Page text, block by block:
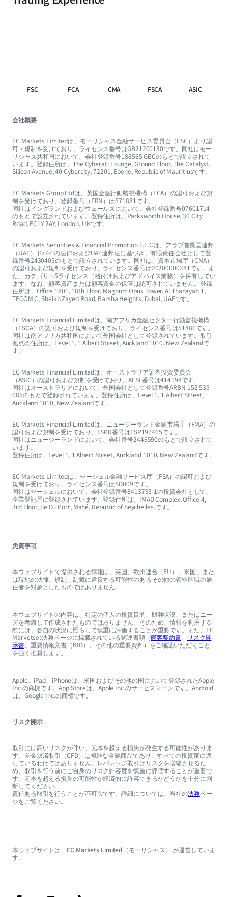
FSC FCA CMA FSCA ASIC
会社概要
EC Markets Limitedは、モーリシャス金融サービス委員会（FSC）より認
可・規制を受けており、ライセンス番号はGB21200130です。同社はモー
リシャス共和国において、会社登録番号188565 GBCのもとで設立されて
います。登録住所は、The Cyberati Lounge, Ground Floor, The Catalyst,
Silicon Avenue, 40 Cybercity, 72201, Ebene, Republic of Mauritiusです。
EC Markets Group Ltdは、英国金融行動監視機構（FCA）の認可および規
制を受けており、登録番号（FRN）は571881です。
同社はイングランドおよびウェールズにおいて、会社登録番号07601714
のもとで設立されています。登録住所は、Parksworth House, 30 City
Road, EC1Y 2AY, London, UKです。
EC Markets Securities & Financial Promotion L.L.Cは、アラブ首長国連邦
（UAE）ドバイの法律およびUAE連邦法に基づき、有限責任会社として登
録番号2430405のもとで設立されています。同社は、資本市場庁（CMA）
の認可および規制を受けており、ライセンス番号は20200000281です。ま
た、カテゴリー5ライセンス（格付けおよびアドバイス業務）を保有してい
ます。なお、顧客資産または顧客資金の保管は認可されていません。登録
住所は、Office 1801, 18th Floor, Magnum Opus Tower, Al Thanayah 1,
TECOM C, Sheikh Zayed Road, Barsha Heights, Dubai, UAEです。
EC Markets Financial Limitedは、南アフリカ金融セクター行動監視機構
（FSCA）の認可および規制を受けており、ライセンス番号は51886です。
同社は南アフリカ共和国において外国会社として登録されています。取引
拠点の住所は、Level 1, 1 Albert Street, Auckland 1010, New Zealandで
す。
EC Markets Financial Limitedは、オーストラリア証券投資委員会
（ASIC）の認可および規制を受けており、AFSL番号は414198です。
同社はオーストラリアにおいて、外国会社として登録番号ARBN 152 535
085のもとで登録されています。登録住所は、Level 1, 1 Albert Street,
Auckland 1010, New Zealandです。
EC Markets Financial Limitedは、ニュージーランド金融市場庁（FMA）の
認可および規制を受けており、FSPR番号はFSP197465です。
同社はニュージーランドにおいて、会社番号2446590のもとで設立されて
います。
登録住所は、Level 1, 1 Albert Street, Auckland 1010, New Zealandです。
EC Markets Limitedは、セーシェル金融サービス庁（FSA）の認可および
規制を受けており、ライセンス番号はSD009です。
同社はセーシェルにおいて、会社登録番号8413793-1の投資会社として、
企業登記局に登録されています。登録住所は、IMAD Complex, Office 4,
3rd Floor, Ile Du Port, Mahé, Republic of Seychelles.です。
免責事項
本ウェブサイトで提供される情報は、英国、欧州連合（EU）、米国、また
は現地の法律、規制、制裁に違反する可能性のあるその他の管轄区域の居
住者を対象としたものではありません。
本ウェブサイトの内容は、特定の個人の投資目的、財務状況、またはニー
ズを考慮して作成されたものではありません。そのため、情報を利用する
際には、各自の状況に照らして慎重に評価することが重要です。また、EC
Marketsの法務ページに掲載されている関連書類（顧客契約書、
リスク開
示書、重要情報文書（KID）、その他の重要資料）をご確認いただくこと
を強く推奨します。
Apple、iPad、iPhoneは、米国およびその他の国において登録されたApple
Inc.の商標です。App Storeは、Apple Inc.のサービスマークです。Android
は、Google Inc.の商標です。
リスク開示
取引には高いリスクが伴い、元本を超える損失が発生する可能性がありま
す。差金決済取引（CFD）は複雑な金融商品であり、すべての投資家に適
しているわけではありません。レバレッジ取引はリスクを増幅させるた
め、取引を行う前にご自身のリスク許容度を慎重に評価することが重要で
す。元本を超える損失の可能性が経済的に許容できるかどうかを十分に判
断してください。
責任ある取引を行うことが不可欠です。詳細については、当社の法務ペー
ジをご覧ください。
本ウェブサイトは、EC Markets Limited（モーリシャス） が運営していま
す。